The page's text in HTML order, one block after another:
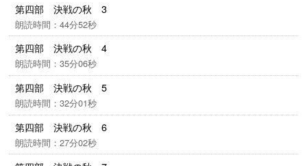
第四部 決戦の秋 3
朗読時間：44分52秒
第四部 決戦の秋 4
朗読時間：35分06秒
第四部 決戦の秋 5
朗読時間：32分01秒
第四部 決戦の秋 6
朗読時間：27分02秒